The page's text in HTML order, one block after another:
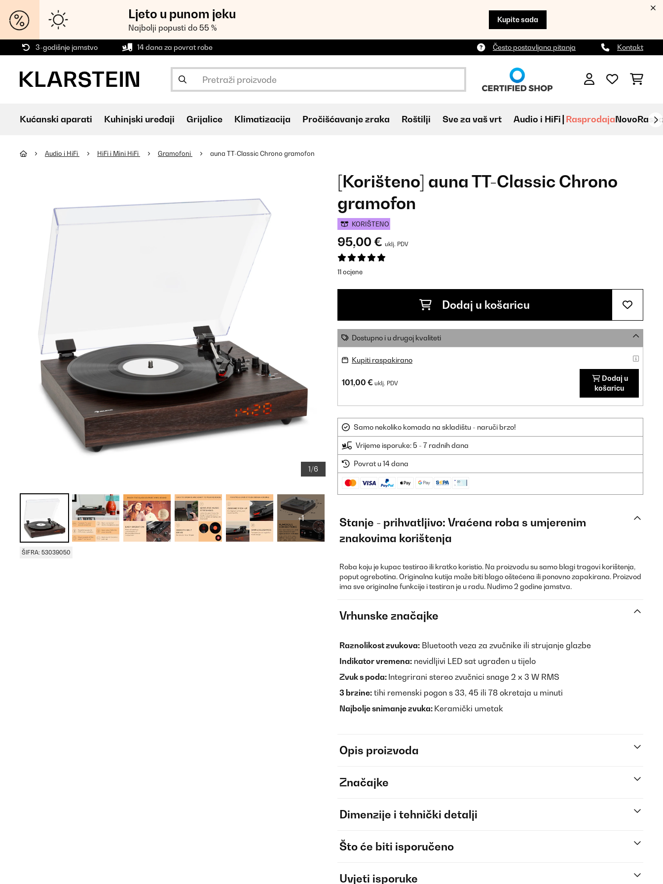
Ljeto u punom jeku
Najbolji popusti do 55 %
Kupite sada
3-godišnje jamstvo 14 dana za povrat robe Često postavljana pitanja Kontakt
Kućanski aparati Kuhinjski uređaji Grijalice Klimatizacija Pročišćavanje zraka Roštilji Sve za vaš vrt Audio i HiFi RasprodajaNovo
Audio i HiFi HiFi i Mini HiFi Gramofoni auna TT-Classic Chrono gramofon
1/6
+1
ŠIFRA: 53039050
[Korišteno] auna TT-Classic Chrono
gramofon
KORIŠTENO
95,00 € uklj. PDV
11 ocjene
Dodaj u košaricu
Dostupno i u drugoj kvaliteti
Kupiti raspakirano
101,00 € uklj. PDV
Dodaj u
košaricu
Samo nekoliko komada na skladištu - naruči brzo!
Vrijeme isporuke: 5 - 7 radnih dana
Povrat u 14 dana
Stanje - prihvatljivo: Vraćena roba s umjerenim
znakovima korištenja
Roba koju je kupac testirao ili kratko koristio. Na proizvodu su samo blagi tragovi korištenja,
poput ogrebotina. Originalna kutija može biti blago oštećena ili ponovno zapakirana. Proizvod
ima sve originalne funkcije i testiran je u radu. Nudimo 2 godine jamstva.
Vrhunske značajke
Raznolikost zvukova: Bluetooth veza za zvučnike ili strujanje glazbe
Indikator vremena: nevidljivi LED sat ugrađen u tijelo
Zvuk s poda: Integrirani stereo zvučnici snage 2 x 3 W RMS
3 brzine: tihi remenski pogon s 33, 45 ili 78 okretaja u minuti
Najbolje snimanje zvuka: Keramički umetak
Opis proizvoda
Značajke
Dimenzije i tehnički detalji
Što će biti isporučeno
Uvjeti isporuke